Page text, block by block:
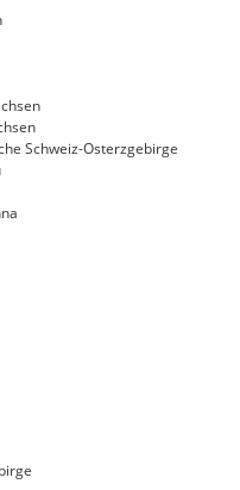
Schweiz-Osterzgebirge